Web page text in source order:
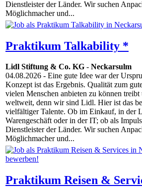
Dienstleister der Länder. Wir suchen
Möglichmacher und...
Praktikum Talkability *
Lidl Stiftung & Co. KG - Neckarsulm
04.08.2026 - Eine gute Idee war der
Konzept ist das Ergebnis. Qualität zum
vielen Menschen anbieten zu können
weltweit, denn wir sind Lidl. Hier ist das
vielfältiger Talente. Ob im Einkauf, in der
Warengeschäft oder in der IT; ob als
Dienstleister der Länder. Wir suchen
Möglichmacher und...
Praktikum Reisen &